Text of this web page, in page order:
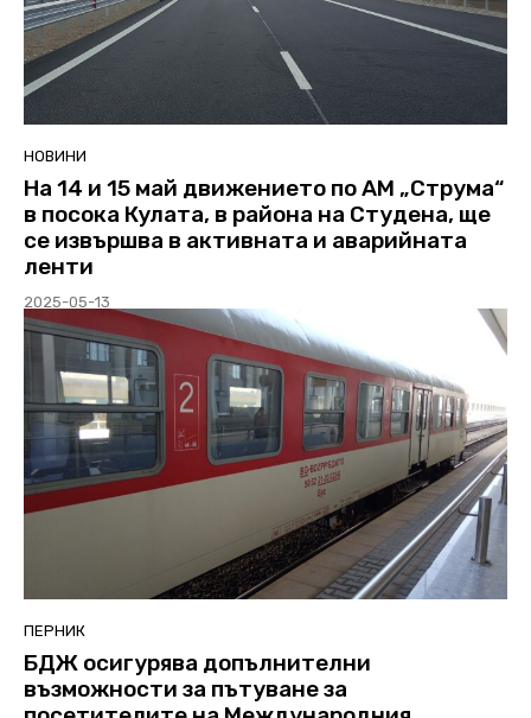
НОВИНИ
На 14 и 15 май движението по АМ „Струма“
в посока Кулата, в района на Студена, ще
се извършва в активната и аварийната
ленти
2025-05-13
ПЕРНИК
БДЖ осигурява допълнителни
възможности за пътуване за